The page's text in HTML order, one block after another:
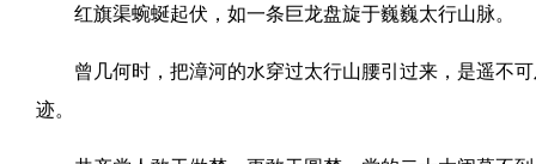
红旗渠蜿蜒起伏，如一条巨龙盘旋于巍巍太行山脉。
曾几何时，把漳河的水穿过太行山腰引过来，是遥不可
迹。